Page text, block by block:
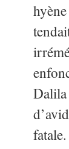
Dalila